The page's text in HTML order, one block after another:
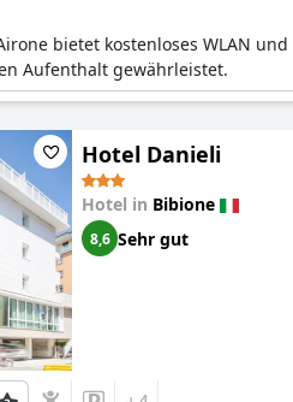
bietet kostenloses WLAN
Aufenthalt gewährleistet.
Hotel Danieli
Hotel in Bibione
8,6 Sehr gut